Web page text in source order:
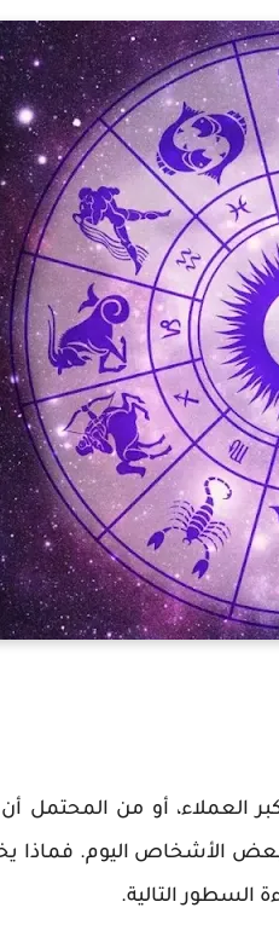
العملاء، أو من المحتمل
بعض الأشخاص اليوم. فماذا
السطور التالية.